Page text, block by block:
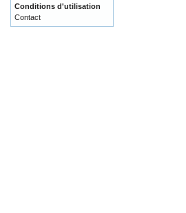
Conditions d'utilisation
Contact